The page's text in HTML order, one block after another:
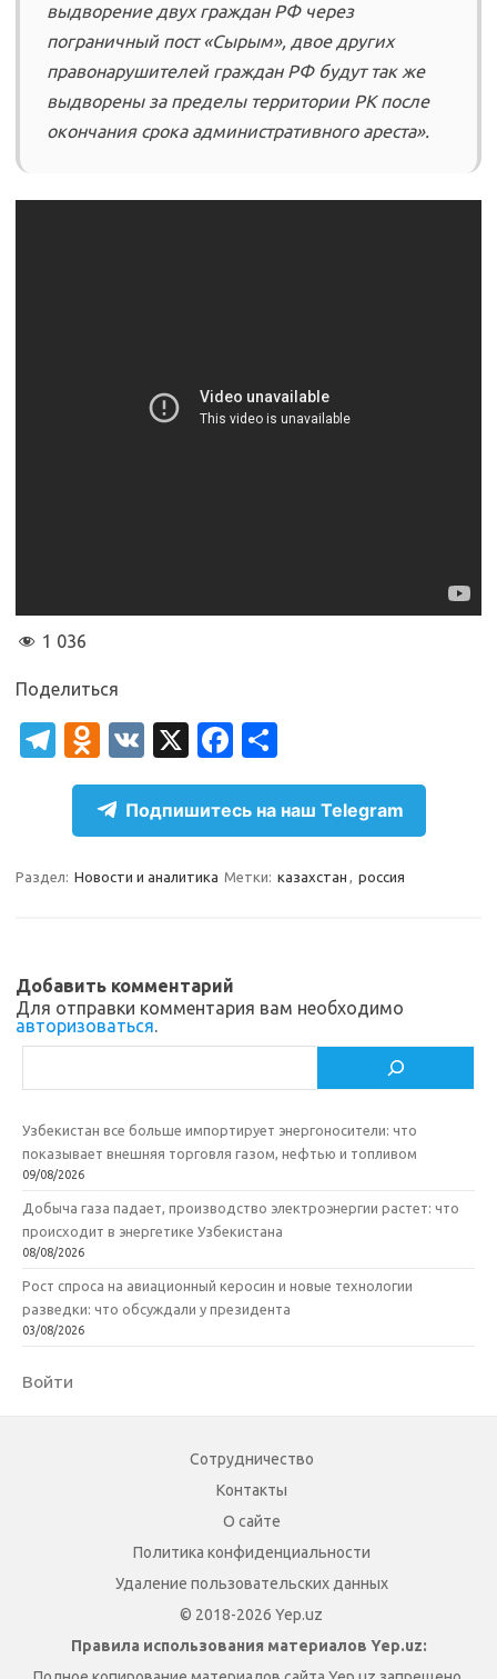
выдворение двух граждан РФ через
пограничный пост «Сырым», двое других
правонарушителей граждан РФ будут так же
выдворены за пределы территории РК после
окончания срока административного ареста».
1 036
Поделиться
T
el
gr
a
O
d
n
o
kl
ik
i
V
K
X
Fa
c
e
b
o
т
п
р
а
ь
Подпишитесь на наш Telegram
Раздел: Новости и аналитика Метки: казахстан , россия
Добавить комментарий
Для отправки комментария вам необходимо
авторизоваться.
Узбекистан все больше импортирует энергоносители: что
показывает внешняя торговля газом, нефтью и топливом
09/08/2026
Добыча газа падает, производство электроэнергии растет: что
происходит в энергетике Узбекистана
08/08/2026
Рост спроса на авиационный керосин и новые технологии
разведки: что обсуждали у президента
03/08/2026
Войти
Сотрудничество
Контакты
О сайте
Политика конфиденциальности
Удаление пользовательских данных
© 2018-2026 Yep.uz
Правила использования материалов Yep.uz: